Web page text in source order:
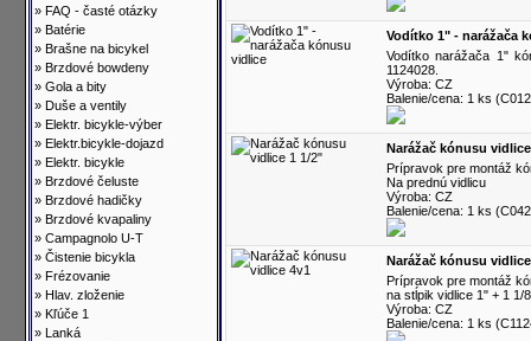
» FAQ - časté otázky
» Batérie
» Brašne na bicykel
» Brzdové bowdeny
» Gola a bity
» Duše a ventily
» Elektr. bicykle-výber
» Elektr.bicykle-dojazd
» Elektr. bicykle
» Brzdové čeluste
» Brzdové hadičky
» Brzdové kvapaliny
» Campagnolo U-T
» Čistenie bicykla
» Frézovanie
» Hlav. zloženie
» Kľúče 1
» Lanká
Vodítko 1" - narážača
Vodítko narážača 1"
1124028.
Výroba: CZ
Balenie/cena: 1 ks
Narážač kónusu
Prípravok pre montáž
Na prednú vidlicu
Výroba: CZ
Balenie/cena: 1 ks
Narážač kónusu
Prípravok pre montáž
na stĺpik vidlice 1" + 1 1/
Výroba: CZ
Balenie/cena: 1 ks